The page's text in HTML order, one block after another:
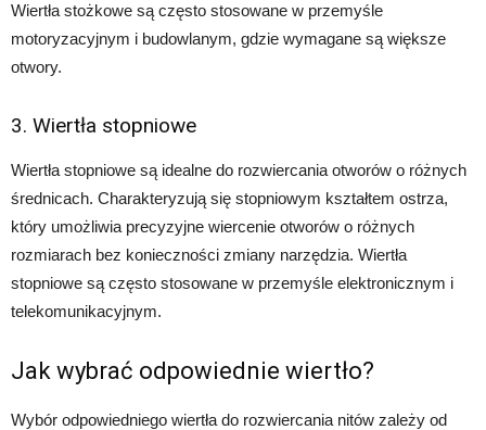
Wiertła stożkowe są często stosowane w przemyśle
motoryzacyjnym i budowlanym, gdzie wymagane są większe
otwory.
3. Wiertła stopniowe
Wiertła stopniowe są idealne do rozwiercania otworów o różnych
średnicach. Charakteryzują się stopniowym kształtem ostrza,
który umożliwia precyzyjne wiercenie otworów o różnych
rozmiarach bez konieczności zmiany narzędzia. Wiertła
stopniowe są często stosowane w przemyśle elektronicznym i
telekomunikacyjnym.
Jak wybrać odpowiednie wiertło?
Wybór odpowiedniego wiertła do rozwiercania nitów zależy od